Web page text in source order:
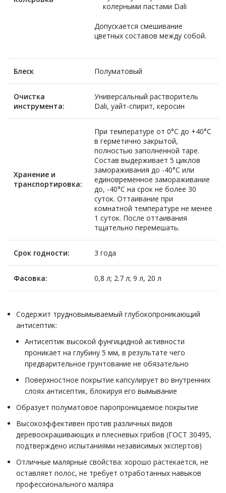
колерными пастами Dali
Допускается смешивание
цветных составов между собой.
Блеск Полуматовый
Очистка
инструмента:
Универсальный растворитель
Dali, уайт-спирит, керосин
Хранение и
транспортировка:
При температуре от 0°С до +40°С
в герметично закрытой,
полностью заполненной таре.
Состав выдерживает 5 циклов
замораживания до -40°С или
единовременное замораживание
до, -40°С на срок не более 30
суток. Оттаивание при
комнатной температуре не менее
1 суток. После оттаивания
тщательно перемешать.
Срок годности: 3 года
Фасовка: 0,8 л; 2.7 л; 9 л, 20 л
Содержит трудновымываемый глубокопроникающий
антисептик:
Антисептик высокой фунгицидной активности
проникает на глубину 5 мм, в результате чего
предварительное грунтование не обязательно
Поверхностное покрытие капсулирует во внутренних
слоях антисептик, блокируя его вымывание
Образует полуматовое паропроницаемое покрытие
Высокоэффективен против различных видов
деревоокрашивающих и плесневых грибов (ГОСТ 30495,
подтверждено испытаниями независимых экспертов)
Отличные малярные свойства: хорошо растекается, не
оставляет полос, не требует отработанных навыков
профессионального маляра